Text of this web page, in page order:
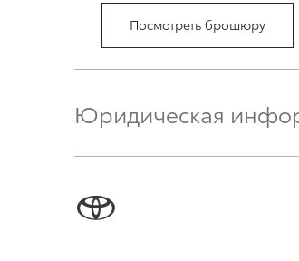
Посмотреть брошюру
Юридическая